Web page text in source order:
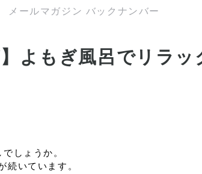
メールマガジン バックナンバー
よもぎ風呂でリラッ
しょうか。
続いています。